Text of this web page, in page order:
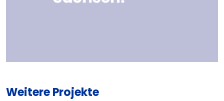
Weitere Projekte